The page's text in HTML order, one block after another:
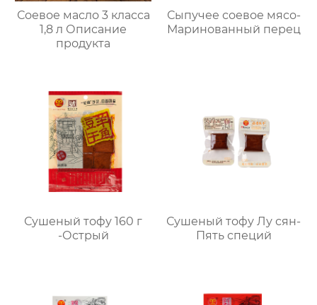
Соевое масло 3 класса
1,8 л Описание
продукта
Сыпучее соевое мясо-
Маринованный перец
Сушеный тофу 160 г
-Острый
Сушеный тофу Лу сян-
Пять специй